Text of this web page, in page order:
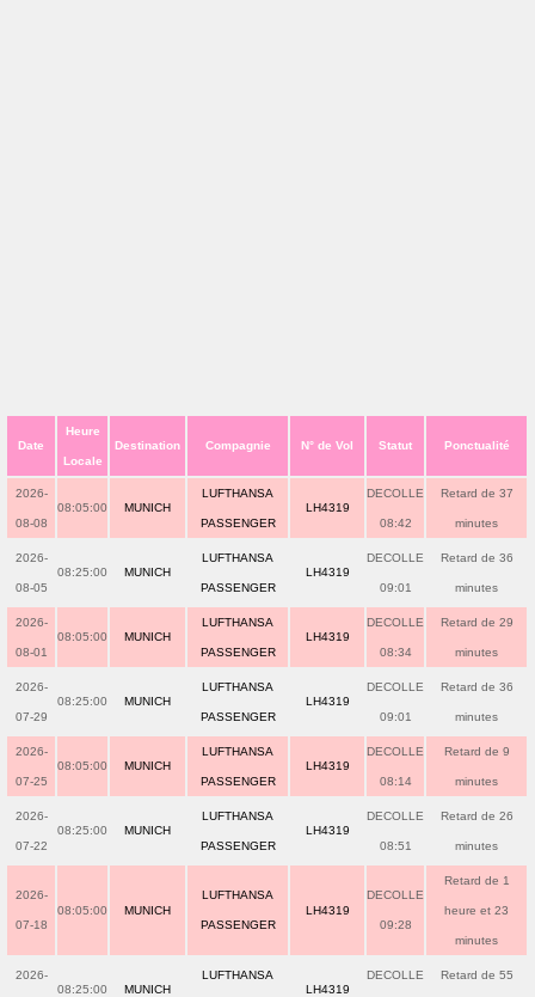
Date
Heure
Locale
Destination Compagnie N° de Vol Statut Ponctualité
2026-
08-08
08:05:00 MUNICH
LUFTHANSA
PASSENGER
LH4319
DECOLLE
08:42
Retard de 37
minutes
2026-
08-05
08:25:00 MUNICH
LUFTHANSA
PASSENGER
LH4319
DECOLLE
09:01
Retard de 36
minutes
2026-
08-01
08:05:00 MUNICH
LUFTHANSA
PASSENGER
LH4319
DECOLLE
08:34
Retard de 29
minutes
2026-
07-29
08:25:00 MUNICH
LUFTHANSA
PASSENGER
LH4319
DECOLLE
09:01
Retard de 36
minutes
2026-
07-25
08:05:00 MUNICH
LUFTHANSA
PASSENGER
LH4319
DECOLLE
08:14
Retard de 9
minutes
2026-
07-22
08:25:00 MUNICH
LUFTHANSA
PASSENGER
LH4319
DECOLLE
08:51
Retard de 26
minutes
2026-
07-18
08:05:00 MUNICH
LUFTHANSA
PASSENGER
LH4319
DECOLLE
09:28
Retard de 1
heure et 23
minutes
2026-
08:25:00 MUNICH
LUFTHANSA
LH4319
DECOLLE Retard de 55